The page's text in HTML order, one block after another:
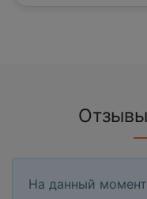
На данный